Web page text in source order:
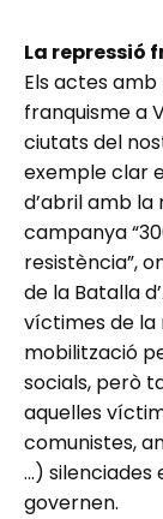
La repressió
Els actes amb
franquisme a
ciutats del
exemple clar
d’abril amb
campanya
resistència”,
de la Batalla
víctimes de la
mobilització
socials, però
aquelles
comunistes,
…) silenciades
governen.